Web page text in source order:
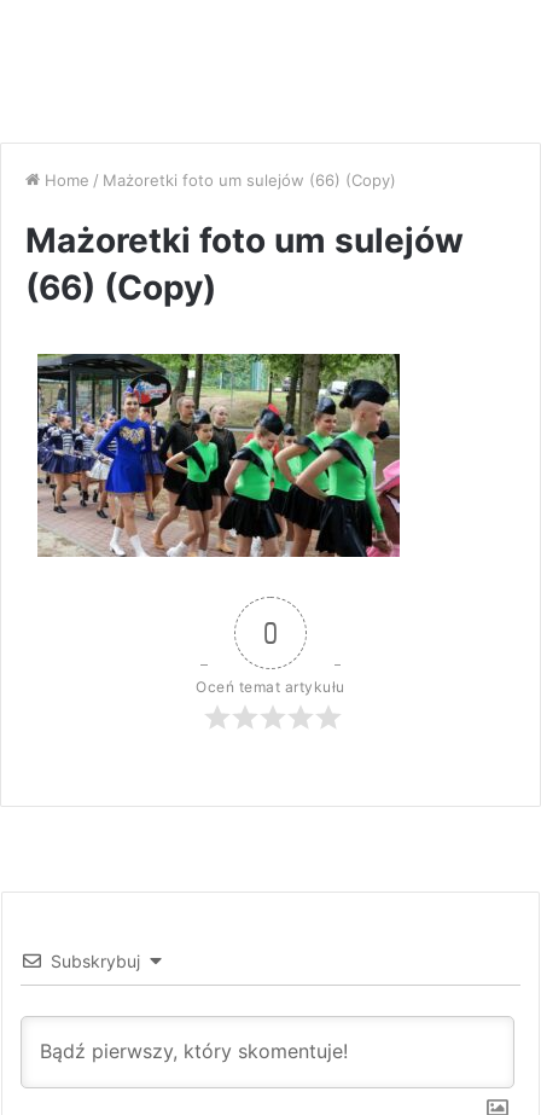
Home / Mażoretki foto um sulejów (66) (Copy)
Mażoretki foto um sulejów
(66) (Copy)
0
Oceń temat artykułu
Subskrybuj